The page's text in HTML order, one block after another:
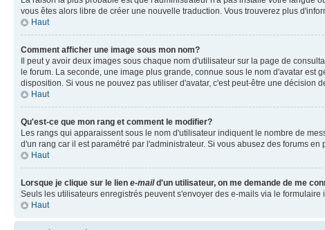
vous êtes alors libre de créer une nouvelle traduction. Vous trouverez plus
Haut
Comment afficher une image sous mon nom?
Il peut y avoir deux images sous chaque nom d'utilisateur sur la page de
le forum. La seconde, une image plus grande, connue sous le nom d'avatar
disposition. Si vous ne pouvez pas utiliser d'avatar, c'est peut-être une décision
Haut
Qu'est-ce que mon rang et comment le modifier?
Les rangs qui apparaissent sous le nom d'utilisateur indiquent le nombre de
d'un rang car il est paramétré par l'administrateur. Si vous abusez des forums
Haut
Lorsque je clique sur le lien e-maild'un utilisateur, on me demande de me
Seuls les utilisateurs enregistrés peuvent s'envoyer des e-mails via le
Haut